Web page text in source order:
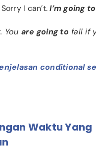
I can’t.I’m going to
You are going to fall if
conditional
Waktu Yang